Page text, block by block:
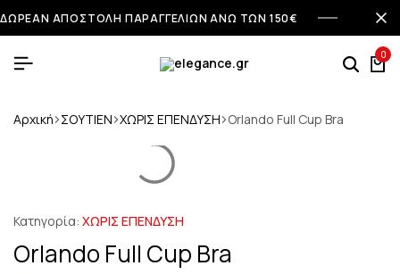
ΔΩΡΕΑΝ ΑΠΟΣΤΟΛΗ ΠΑΡΑΓΓΕΛΙΩΝ ΑΝΩ ΤΩΝ 150€
0
Αρχική ΣΟΥΤΙΕΝ ΧΩΡΙΣ ΕΠΕΝΔΥΣΗ Orlando Full Cup Bra
Κατηγορία: ΧΩΡΙΣ ΕΠΕΝΔΥΣΗ
Orlando Full Cup Bra